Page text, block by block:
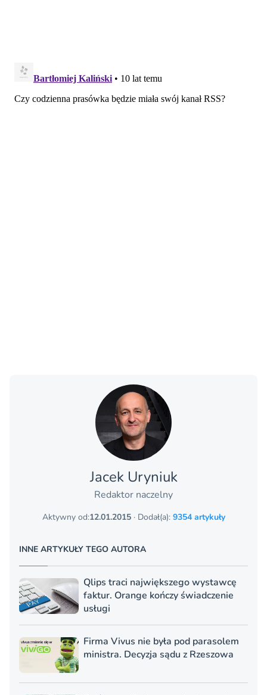
Jacek Uryniuk
Redaktor naczelny
Aktywny od:12.01.2015· Dodał(a): 9354 artykuły
INNE ARTYKUŁY TEGO AUTORA
Qlips traci największego wystawcę
faktur. Orange kończy świadczenie
usługi
Firma Vivus nie była pod parasolem
ministra. Decyzja sądu z Rzeszowa